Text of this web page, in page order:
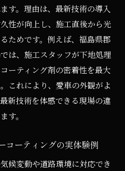
す。理由は、最新技術の導入
性が向上し、施工直後から光
ためです。例えば、福島県郡
は、施工スタッフが下地処理
ーティング剤の密着性を最大
これにより、愛車の外観がよ
新技術を体感できる現場の違
す。
コーティングの実体験例
候変動や道路環境に対応でき